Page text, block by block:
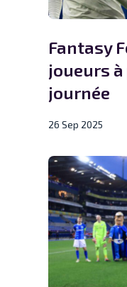
Fantasy
joueurs
journée
26 Sep 2025